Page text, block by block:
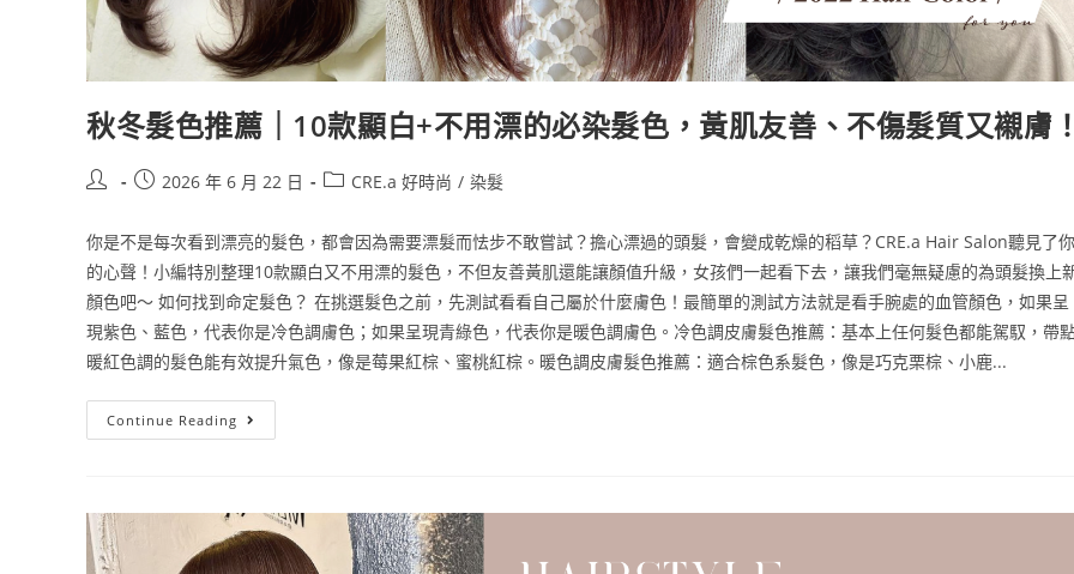
秋冬髮色推薦｜10款顯白+不用漂的必染髮色，黃肌友善、不傷髮質又襯膚！
2026 年 6 月 22 日 CRE.a 好時尚 / 染髮
你是不是每次看到漂亮的髮色，都會因為需要漂髮而怯步不敢嘗試？擔心漂過的頭髮，會變成乾燥的稻草？CRE.a Hair Salon聽見了你
的心聲！小編特別整理10款顯白又不用漂的髮色，不但友善黃肌還能讓顏值升級，女孩們一起看下去，讓我們毫無疑慮的為頭髮換上
顏色吧～ 如何找到命定髮色？ 在挑選髮色之前，先測試看看自己屬於什麼膚色！最簡單的測試方法就是看手腕處的血管顏色，如果呈
現紫色、藍色，代表你是冷色調膚色；如果呈現青綠色，代表你是暖色調膚色。冷色調皮膚髮色推薦：基本上任何髮色都能駕馭，帶
暖紅色調的髮色能有效提升氣色，像是莓果紅棕、蜜桃紅棕。暖色調皮膚髮色推薦：適合棕色系髮色，像是巧克栗棕、小鹿...
Continue Reading